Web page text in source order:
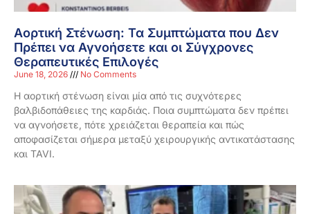
Αορτική Στένωση: Τα Συμπτώματα που Δεν
Πρέπει να Αγνοήσετε και οι Σύγχρονες
Θεραπευτικές Επιλογές
June 18, 2026 No Comments
Η αορτική στένωση είναι μία από τις συχνότερες
βαλβιδοπάθειες της καρδιάς. Ποια συμπτώματα δεν πρέπει
να αγνοήσετε, πότε χρειάζεται θεραπεία και πώς
αποφασίζεται σήμερα μεταξύ χειρουργικής αντικατάστασης
και TAVI.